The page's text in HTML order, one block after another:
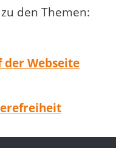
den Themen:
der Webseite